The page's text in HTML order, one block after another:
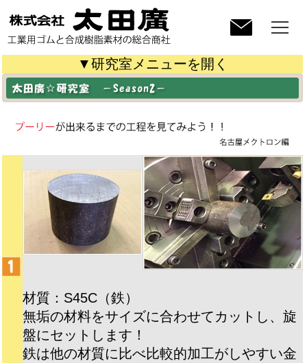
▼研究室メニューを開く
材質：S45C（鉄）
無垢の材料をサイズに合わせてカットし、旋
盤にセットします！
鉄は他の材質に比べ比較的加工がしやすい金